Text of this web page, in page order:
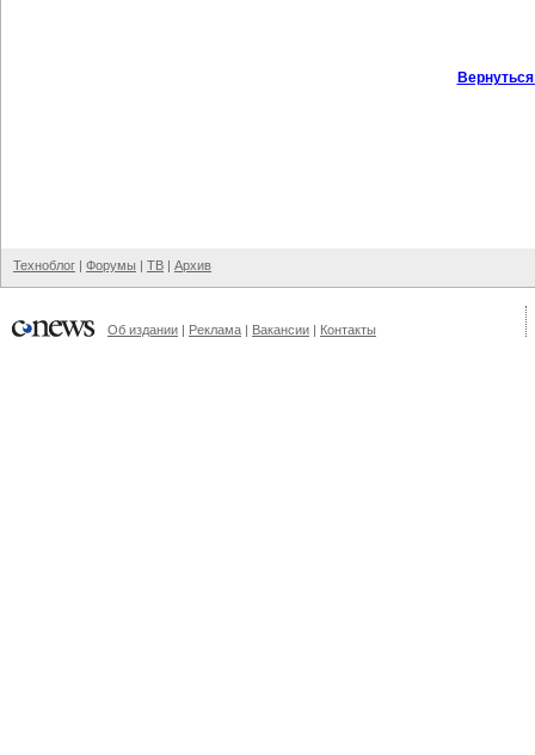
Техноблог | Форумы | ТВ | Архив
Об издании | Реклама | Вакансии | Контакты